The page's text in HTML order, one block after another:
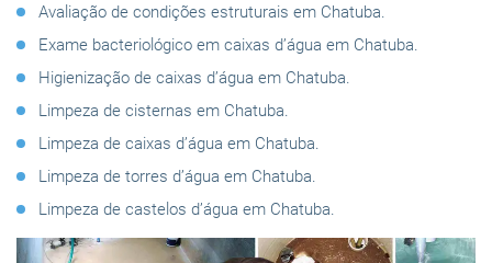
Avaliação de condições estruturais em Chatuba.
Exame bacteriológico em caixas d’água em Chatuba.
Higienização de caixas d’água em Chatuba.
Limpeza de cisternas em Chatuba.
Limpeza de caixas d’água em Chatuba.
Limpeza de torres d’água em Chatuba.
Limpeza de castelos d’água em Chatuba.